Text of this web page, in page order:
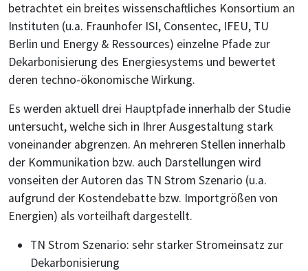
betrachtet ein breites wissenschaftliches Konsortium an
Instituten (u.a. Fraunhofer ISI, Consentec, IFEU, TU
Berlin und Energy & Ressources) einzelne Pfade zur
Dekarbonisierung des Energiesystems und bewertet
deren techno-ökonomische Wirkung.
Es werden aktuell drei Hauptpfade innerhalb der Studie
untersucht, welche sich in Ihrer Ausgestaltung stark
voneinander abgrenzen. An mehreren Stellen innerhalb
der Kommunikation bzw. auch Darstellungen wird
vonseiten der Autoren das TN Strom Szenario (u.a.
aufgrund der Kostendebatte bzw. Importgrößen von
Energien) als vorteilhaft dargestellt.
TN Strom Szenario: sehr starker Stromeinsatz zur
Dekarbonisierung